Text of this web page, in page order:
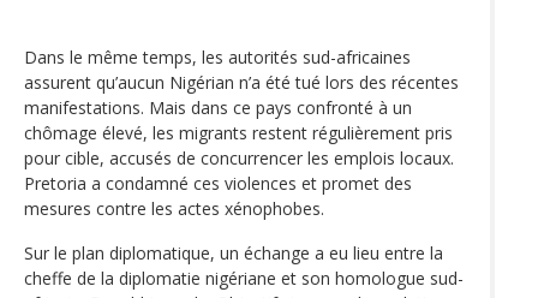
Dans le même temps, les autorités sud-africaines
assurent qu’aucun Nigérian n’a été tué lors des récentes
manifestations. Mais dans ce pays confronté à un
chômage élevé, les migrants restent régulièrement pris
pour cible, accusés de concurrencer les emplois locaux.
Pretoria a condamné ces violences et promet des
mesures contre les actes xénophobes.
Sur le plan diplomatique, un échange a eu lieu entre la
cheffe de la diplomatie nigériane et son homologue sud-